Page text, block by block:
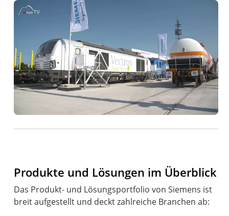
Produkte und Lösungen im Überblick
Das Produkt- und Lösungsportfolio von Siemens ist